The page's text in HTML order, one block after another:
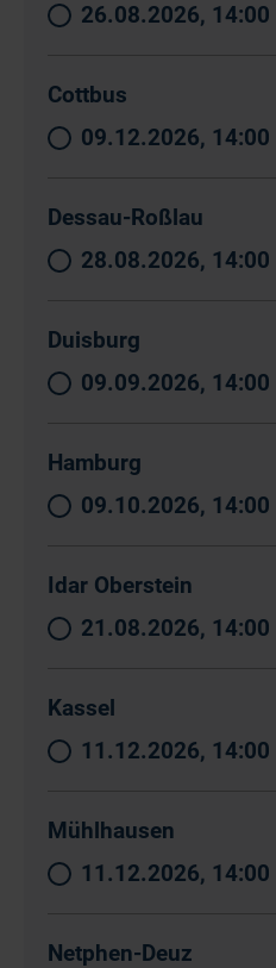
26.08.2026,
Cottbus
09.12.2026,
Dessau-Roßlau
28.08.2026,
Duisburg
09.09.2026,
Hamburg
09.10.2026,
Idar Oberstein
21.08.2026,
Kassel
11.12.2026,
Mühlhausen
11.12.2026,
Netphen-Deuz